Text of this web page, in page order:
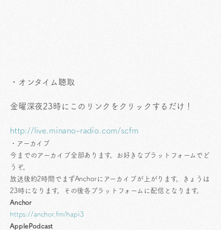
・オンタイム聴取
金曜深夜23時にこのリンクをクリックするだけ！
http://live.minano-radio.com/scfm
・アーカイブ
今までのアーカイブ全部あります。お好きなプラットフォームでど
うぞ。
放送後約2時間でまずAnchorにアーカイブが上がります。きょうは
23時になります。その後各プラットフォームに配信となります。
Anchor
https://anchor.fm/hapi3
ApplePodcast